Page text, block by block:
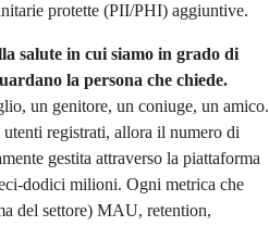
protette (PII/PHI) aggiuntive.
salute in cui siamo in grado di
la persona che chiede.
un genitore, un coniuge, un amico.
registrati, allora il numero di
gestita attraverso la piattaforma
dodici milioni. Ogni metrica che
del settore) MAU, retention,